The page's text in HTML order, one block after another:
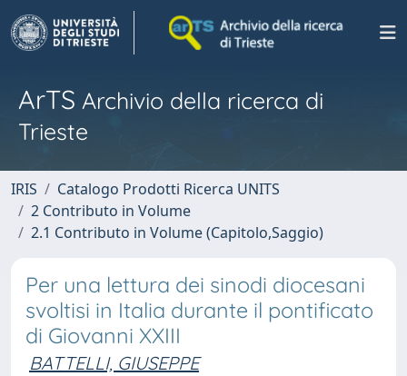
ArTS Archivio della ricerca di
Trieste
IRIS
Catalogo Prodotti Ricerca UNITS
2 Contributo in Volume
2.1 Contributo in Volume (Capitolo,Saggio)
Per una lettura dei sinodi diocesani
svoltisi in Italia durante il pontificato
di Giovanni XXIII
BATTELLI, GIUSEPPE